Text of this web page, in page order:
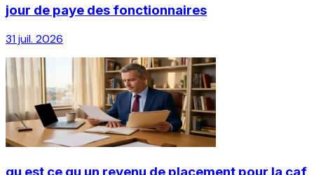
jour de paye des fonctionnaires
31 juil. 2026
qu est ce qu un revenu de placement pour la caf